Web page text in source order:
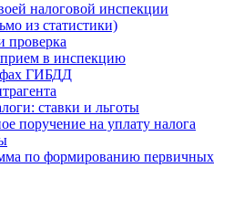
налоговой инспекции
из статистики)
проверка
в инспекцию
ГИБДД
ставки и льготы
поручение на уплату налога
по формированию первичных